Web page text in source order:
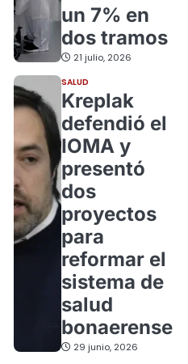
un 7% en
dos tramos
21 julio, 2026
SALUD
Kreplak
defendió el
IOMA y
presentó
dos
proyectos
para
reformar el
sistema de
salud
bonaerense
29 junio, 2026